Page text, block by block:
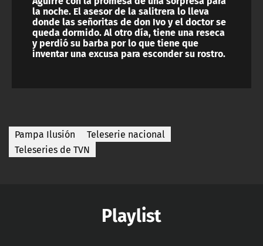
la noche. El asesor de la salitrera lo lleva
donde las señoritas de don Ivo y el doctor se
queda dormido. Al otro día, tiene una reseca
y perdió su barba por lo que tiene que
inventar una excusa para esconder su rostro.
Pampa Ilusión
Teleserie nacional
Teleseries de TVN
Playlist